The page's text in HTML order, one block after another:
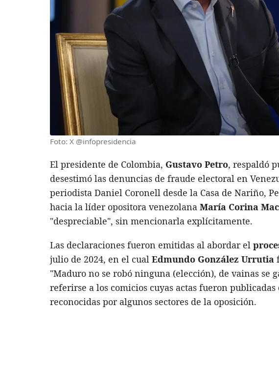
Foto: X @infopresidencia
El presidente de Colombia, Gustavo Petro, respaldó
desestimó las denuncias de fraude electoral en
periodista Daniel Coronell desde la Casa de Nariño,
hacia la líder opositora venezolana María Corina
"despreciable", sin mencionarla explícitamente.
Las declaraciones fueron emitidas al abordar el
julio de 2024, en el cual Edmundo González Urrutia
"Maduro no se robó ninguna (elección), de vainas se
referirse a los comicios cuyas actas fueron
reconocidas por algunos sectores de la oposición.